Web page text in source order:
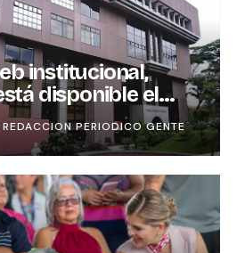
institucional,
disponible el
en Línea”
del país
REDACCION PERIODICO GENTE